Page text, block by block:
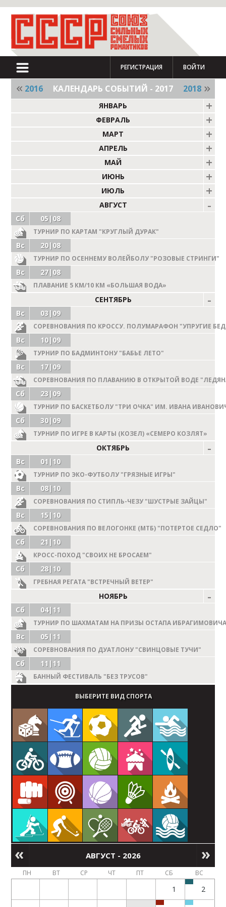
РЕГИСТРАЦИЯ ВОЙТИ
2016 2018
КАЛЕНДАРЬ СОБЫТИЙ - 2017
ЯНВАРЬ
ФЕВРАЛЬ
МАРТ
АПРЕЛЬ
МАЙ
ИЮНЬ
ИЮЛЬ
АВГУСТ
Сб
05|08
ТУРНИР ПО КАРТАМ "КРУГЛЫЙ ДУРАК"
Вс 20|08
ТУРНИР ПО ОСЕННЕМУ ВОЛЕЙБОЛУ "РОЗОВЫЕ СТРИНГИ"
Вс 27|08
ПЛАВАНИЕ 5 КМ/10 КМ «БОЛЬШАЯ ВОДА»
СЕНТЯБРЬ
Вс
03|09
СОРЕВНОВАНИЯ ПО КРОССУ. ПОЛУМАРАФОН "УПРУГИЕ
Вс 10|09
ТУРНИР ПО БАДМИНТОНУ "БАБЬЕ ЛЕТО"
Вс 17|09
СОРЕВНОВАНИЯ ПО ПЛАВАНИЮ В ОТКРЫТОЙ ВОДЕ
Сб 23|09
ТУРНИР ПО БАСКЕТБОЛУ "ТРИ ОЧКА" ИМ. ИВАНА
Сб 30|09
ТУРНИР ПО ИГРЕ В КАРТЫ (КОЗЕЛ) «СЕМЕРО КОЗЛЯТ»
ОКТЯБРЬ
Вс
01|10
ТУРНИР ПО ЭКО-ФУТБОЛУ "ГРЯЗНЫЕ ИГРЫ"
Вс 08|10
СОРЕВНОВАНИЯ ПО СТИПЛЬ-ЧЕЗУ "ШУСТРЫЕ ЗАЙЦЫ"
Вс 15|10
СОРЕВНОВАНИЯ ПО ВЕЛОГОНКЕ (МТБ) "ПОТЕРТОЕ СЕДЛО"
Сб 21|10
КРОСС-ПОХОД "СВОИХ НЕ БРОСАЕМ"
Сб 28|10
ГРЕБНАЯ РЕГАТА "ВСТРЕЧНЫЙ ВЕТЕР"
НОЯБРЬ
Сб
04|11
ТУРНИР ПО ШАХМАТАМ НА ПРИЗЫ ОСТАПА
Вс 05|11
СОРЕВНОВАНИЯ ПО ДУАТЛОНУ "СВИНЦОВЫЕ ТУЧИ"
Сб 11|11
БАННЫЙ ФЕСТИВАЛЬ "БЕЗ ТРУСОВ"
ВЫБЕРИТЕ ВИД СПОРТА
АВГУСТ - 2026
ПН ВТ СР ЧТ ПТ СБ ВС
1 2